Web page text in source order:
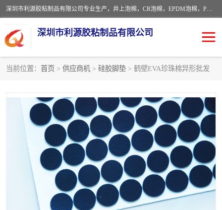
深圳市利源胶粘制品有限公司专业生产，井上泡棉，CR泡棉，EPDM泡棉，PORON泡棉厚度剖切，公差正负0.1mm，硅胶条，脚垫，异形一次成型，雕刻EVA海绵；包装材料:精密仪器、医疗器具、运输时缓冲、防震材料。建筑:住房装潢材料、房屋门窗密封；轻便、强韧性：轻便并且具有较强的韧性，良好的耐油性与耐溶剂性。隔热性：导热性低具有优越的保温性，具有的回弹性。
深圳市利源胶粘制品有限公司
当前位置： 首页 > 供应商机 > 硅胶脚垫 > 鹤壁EVA珍珠棉异形批发
PORON泡棉 防火海绵
EVA珍珠棉异形 硅胶脚垫
佛橡胶泡棉